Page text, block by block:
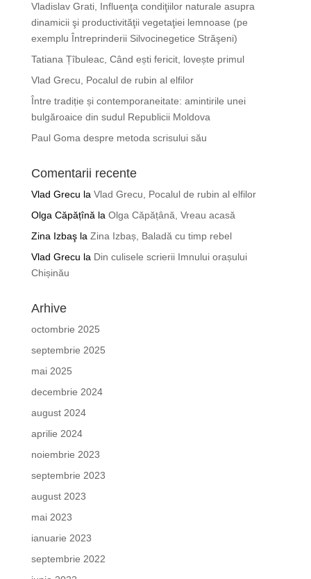
Vladislav Grati, Influenţa condiţiilor naturale asupra
dinamicii şi productivităţii vegetaţiei lemnoase (pe
exemplu Întreprinderii Silvocinegetice Străşeni)
Tatiana Țîbuleac, Când ești fericit, lovește primul
Vlad Grecu, Pocalul de rubin al elfilor
Între tradiție și contemporaneitate: amintirile unei
bulgăroaice din sudul Republicii Moldova
Paul Goma despre metoda scrisului său
Comentarii recente
Vlad Grecu la Vlad Grecu, Pocalul de rubin al elfilor
Olga Căpățînă la Olga Căpățână, Vreau acasă
Zina Izbaşla Zina Izbaș, Baladă cu timp rebel
Vlad Grecu la Din culisele scrierii Imnului orașului
Chișinău
Arhive
octombrie 2025
septembrie 2025
mai 2025
decembrie 2024
august 2024
aprilie 2024
noiembrie 2023
septembrie 2023
august 2023
mai 2023
ianuarie 2023
septembrie 2022